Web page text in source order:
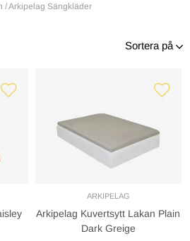
/Arkipelag Sängkläder
Sortera på
ARKIPELAG
Arkipelag Kuvertsytt Lakan Plain
Dark Greige